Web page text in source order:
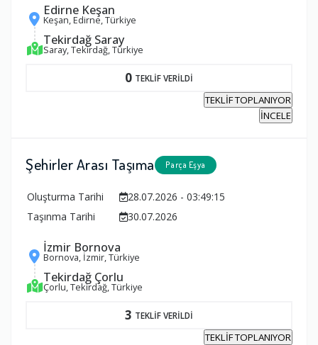
Edirne Keşan
Keşan, Edirne, Türkiye
Tekirdağ Saray
Saray, Tekirdağ, Türkiye
0 TEKLİF VERİLDİ
TEKLİF TOPLANIYOR
İNCELE
Şehirler Arası Taşıma Parça Eşya
Oluşturma Tarihi
28.07.2026 - 03:49:15
Taşınma Tarihi
30.07.2026
İzmir Bornova
Bornova, İzmir, Türkiye
Tekirdağ Çorlu
Çorlu, Tekirdağ, Türkiye
3 TEKLİF VERİLDİ
TEKLİF TOPLANIYOR